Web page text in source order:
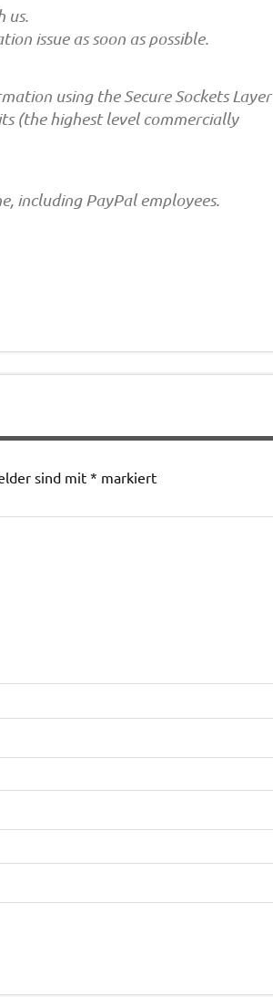
us.
issue as soon as possible.
using the Secure Sockets Layer
(the highest level commercially
including PayPal employees.
sind mit * markiert